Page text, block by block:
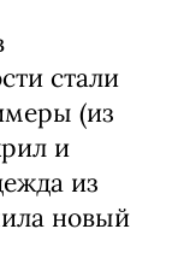
стали
(из
и
из
новый